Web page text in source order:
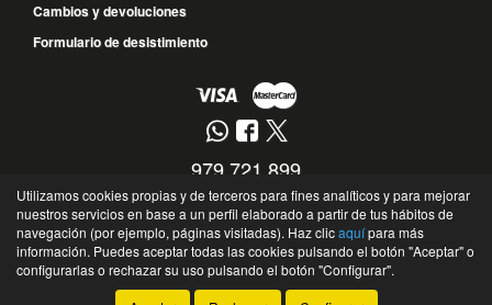
Cambios y devoluciones
Formulario de desistimiento
979 721 899
677 572 017
Calle Guipúzcoa, 10 - 34004 - Palencia - Palencia - España
©Soto Recambios- 2026 - Tienda online de recambios de Gira
Utilizamos cookies propias y de terceros para fines analíticos y para mejorar
nuestros servicios en base a un perfil elaborado a partir de tus hábitos de
navegación (por ejemplo, páginas visitadas). Haz clicaquípara más
información. Puedes aceptar todas las cookies pulsando el botón "Aceptar" o
configurarlas o rechazar su uso pulsando el botón "Configurar".